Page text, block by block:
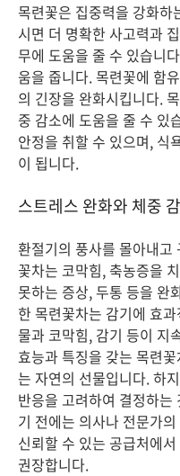
목련꽃은 집중력을 강화하
시면 더 명확한 사고력과
무에 도움을 줄 수 있습니
움을 줍니다. 목련꽃에 함
의 긴장을 완화시킵니다.
중 감소에 도움을 줄 수 있
안정을 취할 수 있으며, 식
이 됩니다.
스트레스 완화와 체중
환절기의 풍사를 몰아내고
꽃차는 코막힘, 축농증을
못하는 증상, 두통 등을 완
한 목련꽃차는 감기에 효
물과 코막힘, 감기 등이 지
효능과 특징을 갖는 목련
는 자연의 선물입니다. 하
반응을 고려하여 결정하는
기 전에는 의사나 전문가
신뢰할 수 있는 공급처에
권장합니다.